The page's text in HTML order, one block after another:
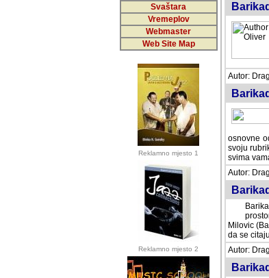
Svaštara
Vremeplov
Webmaster
Web Site Map
Reklamno mjesto 1
Reklamno mjesto 2
Autor:
Njegovi
Autor:
(Bar,
citaju.
Autor: